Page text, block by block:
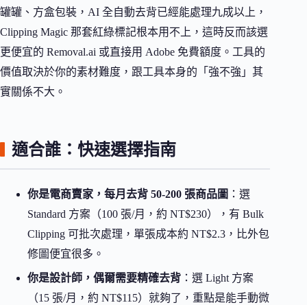
罐罐、方盒包裝，AI 全自動去背已經能處理九成以上，
Clipping Magic 那套紅綠標記根本用不上，這時反而該選
更便宜的 Removal.ai 或直接用 Adobe 免費額度。工具的
價值取決於你的素材難度，跟工具本身的「強不強」其
實關係不大。
適合誰：快速選擇指南
你是電商賣家，每月去背 50-200 張商品圖 ：選
Standard 方案（100 張/月，約 NT$230），有 Bulk
Clipping 可批次處理，單張成本約 NT$2.3，比外包
修圖便宜很多。
你是設計師，偶爾需要精確去背 ：選 Light 方案
（15 張/月，約 NT$115）就夠了，重點是能手動微